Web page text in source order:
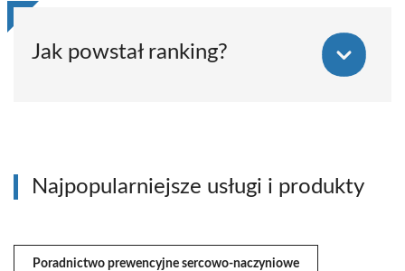
Jak powstał ranking?
Najpopularniejsze usługi i produkty
Poradnictwo prewencyjne sercowo-naczyniowe